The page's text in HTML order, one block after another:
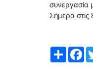
συνεργασία
Σήμερα στις
Share